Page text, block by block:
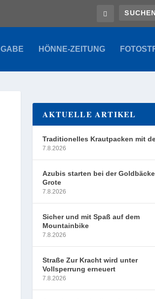
HÖNNE-ZEITUNG
AKTUELLE ARTIKEL
Traditionelles Krautpacken mit
7.8.2026
Azubis starten bei der
Grote
7.8.2026
Sicher und mit Spaß auf dem
Mountainbike
7.8.2026
Straße Zur Kracht wird unter
Vollsperrung erneuert
7.8.2026